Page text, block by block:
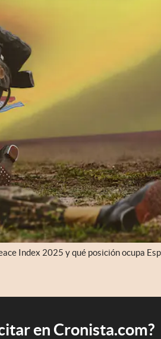
Index 2025 y qué posición ocupa
en Cronista.com?